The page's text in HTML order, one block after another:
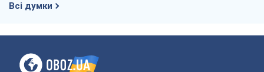
Всі думки